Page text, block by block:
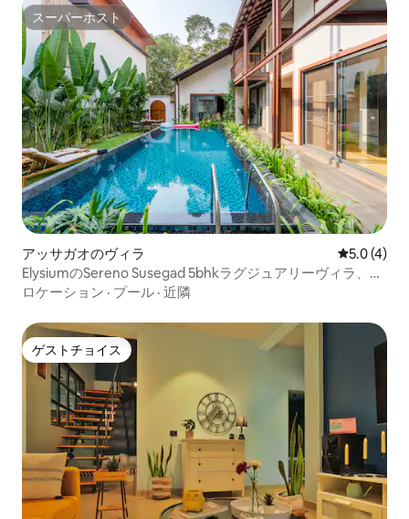
スーパーホスト
スーパーホスト
アッサガオのヴィラ レビュー4
5.0 (4)
ElysiumのSereno Susegad 5bhkラグジュアリーヴィラ、プ
ライベートプール
ロケーション · プール · 近隣
ゲストチョイス
ゲストチョイス